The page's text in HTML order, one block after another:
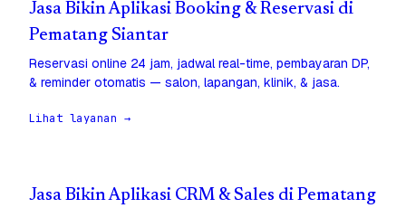
Jasa Bikin Aplikasi Booking & Reservasi di
Pematang Siantar
Reservasi online 24 jam, jadwal real-time, pembayaran DP,
& reminder otomatis — salon, lapangan, klinik, & jasa.
Lihat layanan →
Jasa Bikin Aplikasi CRM & Sales di Pematang